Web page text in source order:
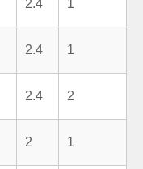
2.4 1
2.4 1
2.4 2
2 1